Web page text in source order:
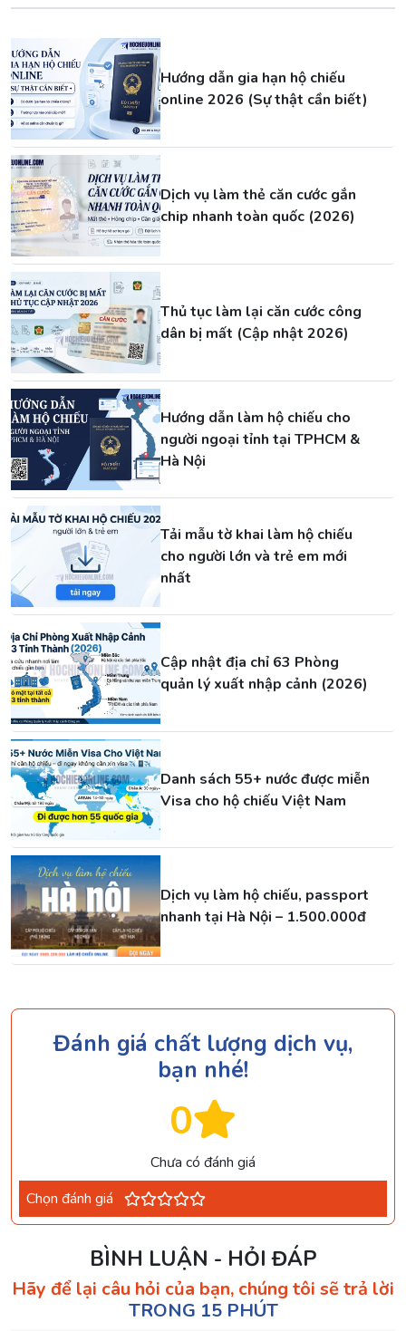
Hướng dẫn gia hạn hộ chiếu
online 2026 (Sự thật cần biết)
Dịch vụ làm thẻ căn cước gắn
chip nhanh toàn quốc (2026)
Thủ tục làm lại căn cước công
dân bị mất (Cập nhật 2026)
Hướng dẫn làm hộ chiếu cho
người ngoại tỉnh tại TPHCM &
Hà Nội
Tải mẫu tờ khai làm hộ chiếu
cho người lớn và trẻ em mới
nhất
Cập nhật địa chỉ 63 Phòng
quản lý xuất nhập cảnh (2026)
Danh sách 55+ nước được miễn
Visa cho hộ chiếu Việt Nam
Dịch vụ làm hộ chiếu, passport
nhanh tại Hà Nội – 1.500.000đ
Đánh giá chất lượng dịch vụ,
bạn nhé!
0
Chưa có đánh giá
Chọn đánh giá
BÌNH LUẬN - HỎI ĐÁP
Hãy để lại câu hỏi của bạn, chúng tôi sẽ trả lời
TRONG 15 PHÚT